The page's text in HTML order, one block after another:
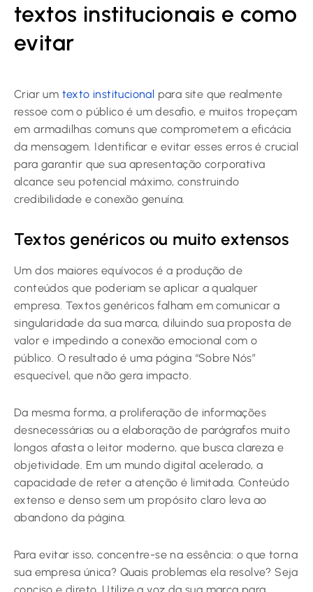
textos institucionais e como
evitar
Criar um texto institucional para site que realmente
ressoe com o público é um desafio, e muitos tropeçam
em armadilhas comuns que comprometem a eficácia
da mensagem. Identificar e evitar esses erros é crucial
para garantir que sua apresentação corporativa
alcance seu potencial máximo, construindo
credibilidade e conexão genuína.
Textos genéricos ou muito extensos
Um dos maiores equívocos é a produção de
conteúdos que poderiam se aplicar a qualquer
empresa. Textos genéricos falham em comunicar a
singularidade da sua marca, diluindo sua proposta de
valor e impedindo a conexão emocional com o
público. O resultado é uma página “Sobre Nós”
esquecível, que não gera impacto.
Da mesma forma, a proliferação de informações
desnecessárias ou a elaboração de parágrafos muito
longos afasta o leitor moderno, que busca clareza e
objetividade. Em um mundo digital acelerado, a
capacidade de reter a atenção é limitada. Conteúdo
extenso e denso sem um propósito claro leva ao
abandono da página.
Para evitar isso, concentre-se na essência: o que torna
sua empresa única? Quais problemas ela resolve? Seja